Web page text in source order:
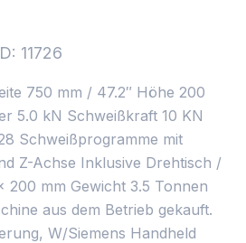
11726
750 mm / 47.2″ Höhe 200
5.0 kN Schweißkraft 10 KN
Schweißprogramme mit
Z-Achse Inklusive Drehtisch /
mm Gewicht 3.5 Tonnen
aus dem Betrieb gekauft.
W/Siemens Handheld